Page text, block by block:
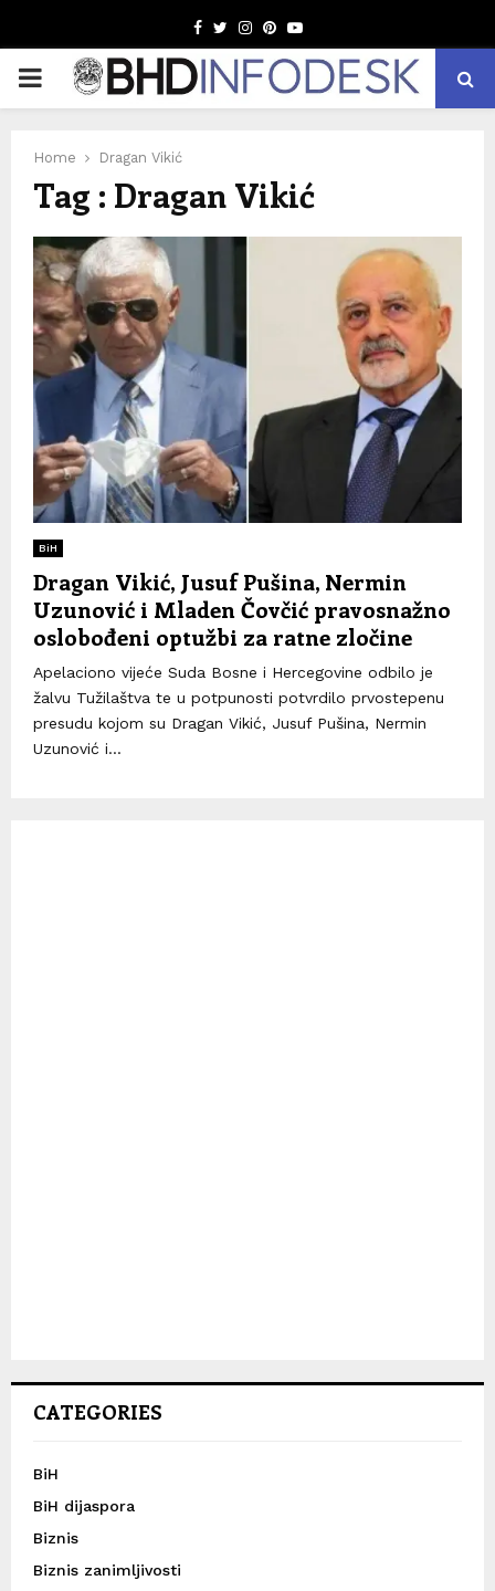
Facebook
TwitterInstagram
Pinterest
Youtube
PRIMARY
Home Dragan Vikić
Tag : Dragan Vikić
BiH
Dragan Vikić, Jusuf Pušina, Nermin
Uzunović i Mladen Čovčić pravosnažno
oslobođeni optužbi za ratne zločine
Apelaciono vijeće Suda Bosne i Hercegovine odbilo je
žalvu Tužilaštva te u potpunosti potvrdilo prvostepenu
presudu kojom su Dragan Vikić, Jusuf Pušina, Nermin
Uzunović i...
CATEGORIES
BiH
BiH dijaspora
Biznis
Biznis zanimljivosti